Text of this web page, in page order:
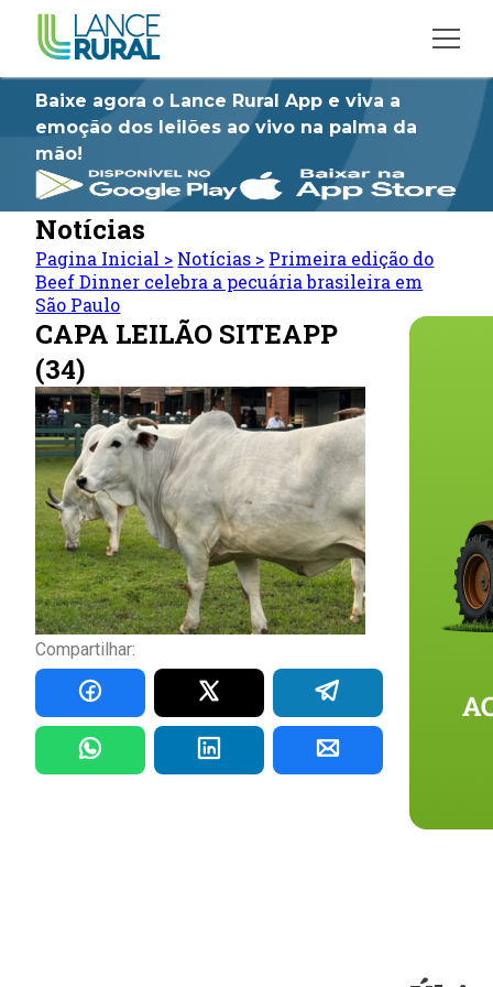
Baixe agora o Lance Rural App e viva a
emoção dos leilões ao vivo na palma da
mão!
Notícias
Pagina Inicial > Notícias > Primeira edição do
Beef Dinner celebra a pecuária brasileira em
São Paulo
CAPA LEILÃO SITEAPP
(34)
Compartilhar: